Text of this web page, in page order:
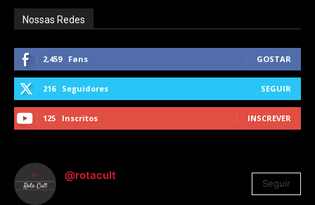
Nossas Redes
2,459 Fans GOSTAR
216 Seguidores SEGUIR
125 Inscritos INSCREVER
@rotacult
Seguir